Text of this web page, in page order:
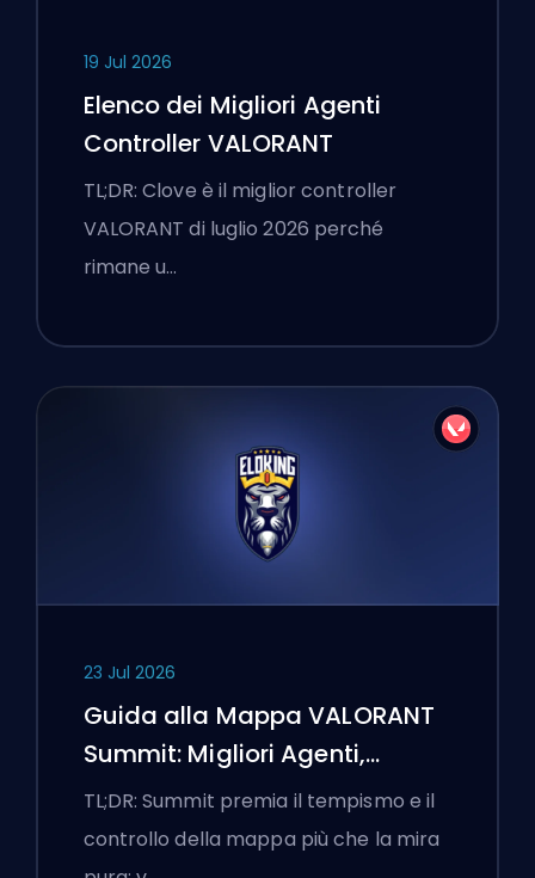
19 Jul 2026
Elenco dei Migliori Agenti
Controller VALORANT
TL;DR: Clove è il miglior controller
VALORANT di luglio 2026 perché
rimane u…
23 Jul 2026
Guida alla Mappa VALORANT
Summit: Migliori Agenti,
Chiamate e Fumogeni
TL;DR: Summit premia il tempismo e il
controllo della mappa più che la mira